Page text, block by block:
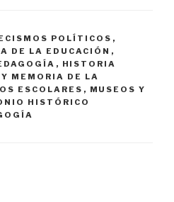
POLÍTICOS ,
DE LA EDUCACIÓN ,
, HISTORIA
MEMORIA DE LA
ESCOLARES , MUSEOS Y
HISTÓRICO